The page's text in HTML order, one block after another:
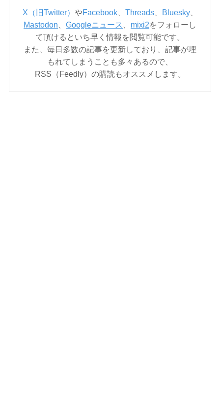
X（旧Twitter） やFacebook、 Threads、 Bluesky、
Mastodon
Googleニュース mixi2をフォローし
て頂けるといち早く情報を閲覧可能です。
また、毎日多数の記事を更新しており、記事が埋
もれてしまうことも多々あるので、
RSS（Feedly）の購読もオススメします。